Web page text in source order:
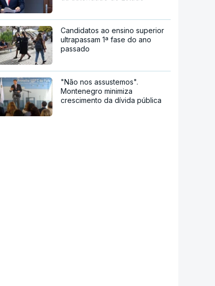
Candidatos ao ensino superior
ultrapassam 1ª fase do ano
passado
"Não nos assustemos".
Montenegro minimiza
crescimento da dívida pública